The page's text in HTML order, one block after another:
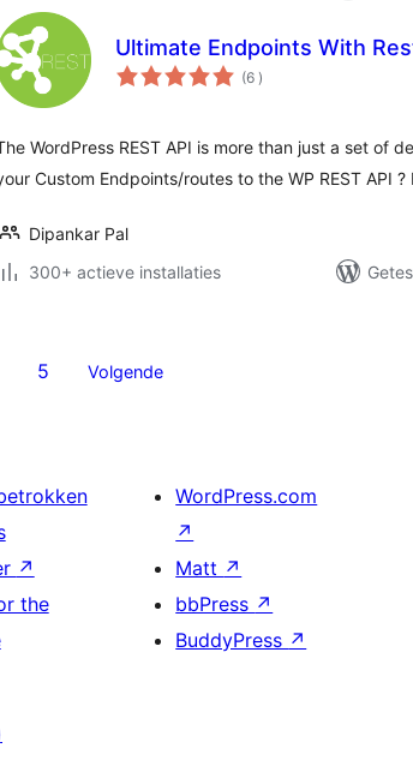
Ultimate Endpoints With
(6 aantal
beoordelingen
)
WordPress REST API is more than just a set of
Custom Endpoints/routes to the WP REST API ?
Dipankar Pal
300+ actieve installaties
5 Volgende
↗
the
WordPress.com
↗
Matt ↗
bbPress ↗
BuddyPress ↗